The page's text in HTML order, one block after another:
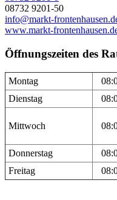
08732 9201-50
info@markt-
www.markt-
Öffnungszeiten des
Montag
Dienstag
Mittwoch
Donnerstag
Freitag